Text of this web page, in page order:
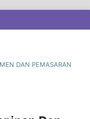
DAN PEMASARAN